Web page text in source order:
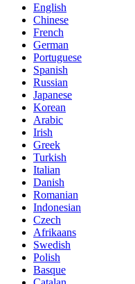
English
Chinese
French
German
Portuguese
Spanish
Russian
Japanese
Korean
Arabic
Irish
Greek
Turkish
Italian
Danish
Romanian
Indonesian
Czech
Afrikaans
Swedish
Polish
Basque